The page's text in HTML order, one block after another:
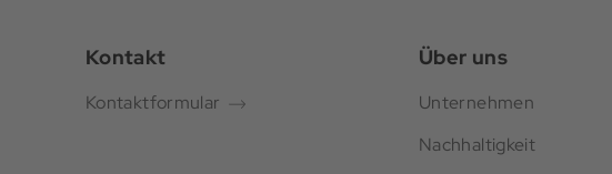
Kontakt
Kontaktformular
Über uns
Unternehmen
Nachhaltigkeit